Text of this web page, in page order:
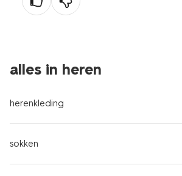
alles in heren
herenkleding
sokken